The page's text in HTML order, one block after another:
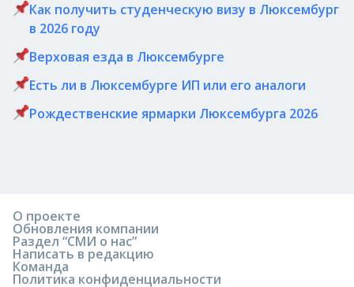
Как получить студенческую визу в Люксембург
в 2026 году
Верховая езда в Люксембурге
Есть ли в Люксембурге ИП или его аналоги
Рождественские ярмарки Люксембурга 2026
О проекте
Обновления компании
Раздел “СМИ о нас”
Написать в редакцию
Команда
Политика конфиденциальности